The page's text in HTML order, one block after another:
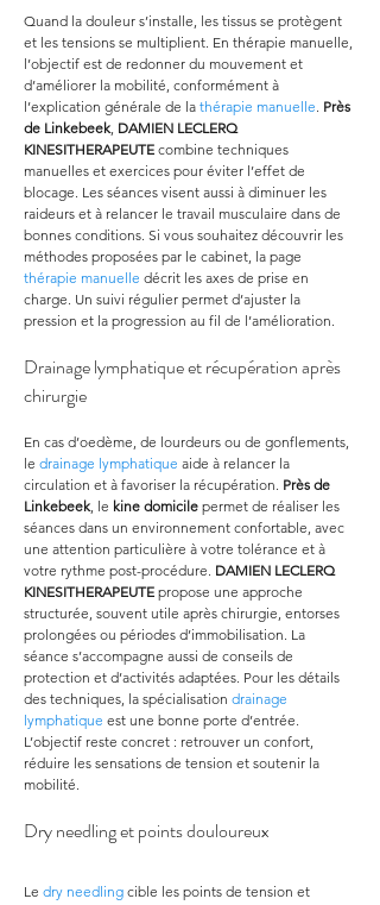
Quand la douleur s’installe, les tissus se protègent
et les tensions se multiplient. En thérapie manuelle,
l’objectif est de redonner du mouvement et
d’améliorer la mobilité, conformément à
l’explication générale de la thérapie manuelle. Près
de Linkebeek, DAMIEN LECLERQ
KINESITHERAPEUTE combine techniques
manuelles et exercices pour éviter l’effet de
blocage. Les séances visent aussi à diminuer les
raideurs et à relancer le travail musculaire dans de
bonnes conditions. Si vous souhaitez découvrir les
méthodes proposées par le cabinet, la page
thérapie manuelle décrit les axes de prise en
charge. Un suivi régulier permet d’ajuster la
pression et la progression au fil de l’amélioration.
Drainage lymphatique et récupération après
chirurgie
En cas d’oedème, de lourdeurs ou de gonflements,
le drainage lymphatique aide à relancer la
circulation et à favoriser la récupération. Près de
Linkebeek, le kine domicile permet de réaliser les
séances dans un environnement confortable, avec
une attention particulière à votre tolérance et à
votre rythme post-procédure. DAMIEN LECLERQ
KINESITHERAPEUTE propose une approche
structurée, souvent utile après chirurgie, entorses
prolongées ou périodes d’immobilisation. La
séance s’accompagne aussi de conseils de
protection et d’activités adaptées. Pour les détails
des techniques, la spécialisation drainage
lymphatique est une bonne porte d’entrée.
L’objectif reste concret : retrouver un confort,
réduire les sensations de tension et soutenir la
mobilité.
Dry needling et points douloureux
Le dry needling cible les points de tension et